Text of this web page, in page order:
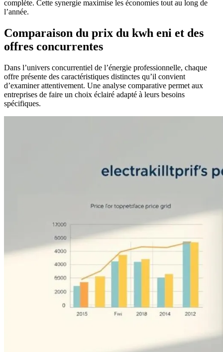
complète. Cette synergie maximise les économies tout au long de
l’année.
Comparaison du prix du kwh eni et des
offres concurrentes
Dans l’univers concurrentiel de l’énergie professionnelle, chaque
offre présente des caractéristiques distinctes qu’il convient
d’examiner attentivement. Une analyse comparative permet aux
entreprises de faire un choix éclairé adapté à leurs besoins
spécifiques.